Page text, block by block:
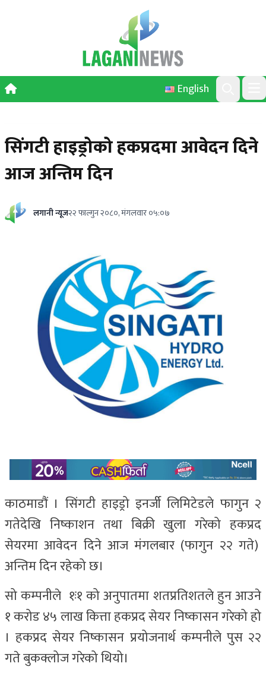
English
Search
सिंगटी हाइड्रोको हकप्रदमा आवेदन दिने
आज अन्तिम दिन
लगानी न्यूज२२ फाल्गुन २०८०, मंगलवार ०५:०७
काठमाडौं । सिंगटी हाइड्रो इनर्जी लिमिटेडले फागुन २
गतेदेखि निष्काशन तथा बिक्री खुला गरेको हकप्रद
सेयरमा आवेदन दिने आज मंगलबार (फागुन २२ गते)
अन्तिम दिन रहेको छ।
सो कम्पनीले १ः१ को अनुपातमा शतप्रतिशतले हुन आउने
१ करोड ४५ लाख कित्ता हकप्रद सेयर निष्कासन गरेको हो
। हकप्रद सेयर निष्कासन प्रयोजनार्थ कम्पनीले पुस २२
गते बुकक्लोज गरेको थियो।